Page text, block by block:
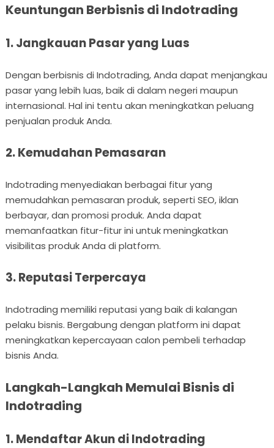
Keuntungan Berbisnis di Indotrading
1. Jangkauan Pasar yang Luas
Dengan berbisnis di Indotrading, Anda dapat menjangkau
pasar yang lebih luas, baik di dalam negeri maupun
internasional. Hal ini tentu akan meningkatkan peluang
penjualan produk Anda.
2. Kemudahan Pemasaran
Indotrading menyediakan berbagai fitur yang
memudahkan pemasaran produk, seperti SEO, iklan
berbayar, dan promosi produk. Anda dapat
memanfaatkan fitur-fitur ini untuk meningkatkan
visibilitas produk Anda di platform.
3. Reputasi Terpercaya
Indotrading memiliki reputasi yang baik di kalangan
pelaku bisnis. Bergabung dengan platform ini dapat
meningkatkan kepercayaan calon pembeli terhadap
bisnis Anda.
Langkah-Langkah Memulai Bisnis di
Indotrading
1. Mendaftar Akun di Indotrading